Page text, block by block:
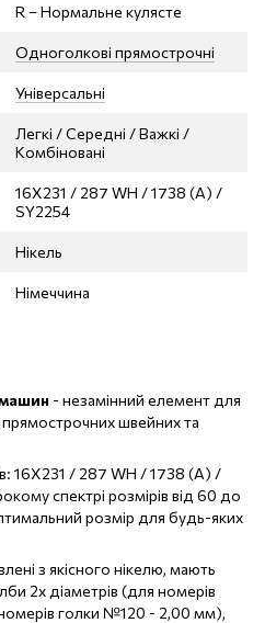
R – Нормальне кулясте
Одноголкові прямострочні
Універсальні
Легкі / Середні / Важкі /
Комбіновані
16X231 / 287 WH / 1738 (A) /
SY2254
Нікель
Німеччина
- незамінний елемент для
швейних та
16X231 / 287 WH / 1738 (A) /
спектрі розмірів від 60 до
розмір для будь-яких
з якісного нікелю, мають
2х діаметрів (для номерів
голки №120 - 2,00 мм),